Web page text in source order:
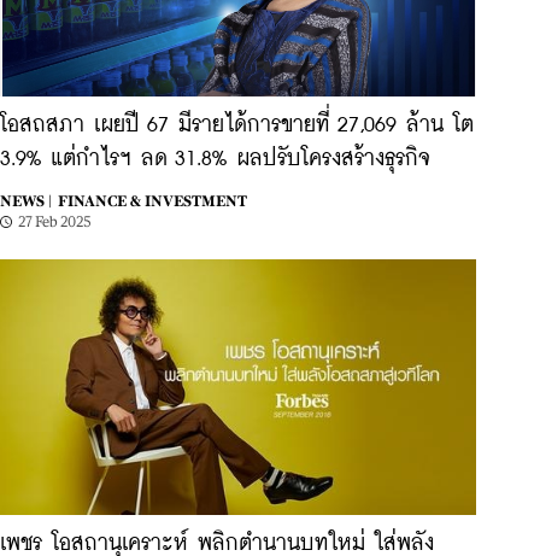
โอสถสภา เผยปี 67 มีรายได้การขายที่ 27,069 ล้าน โต
3.9% แต่กำไรฯ ลด 31.8% ผลปรับโครงสร้างธุรกิจ
NEWS |
FINANCE & INVESTMENT
27 Feb 2025
เพชร โอสถานุเคราะห์ พลิกตำนานบทใหม่ ใส่พลัง